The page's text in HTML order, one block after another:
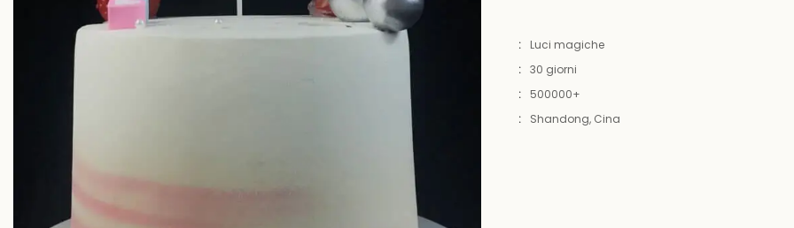
:
Luci magiche
: 30 giorni
:
500000+
:
Shandong, Cina